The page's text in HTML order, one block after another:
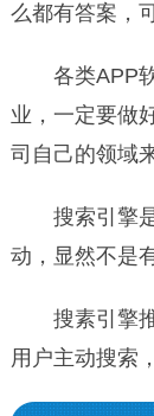
么都有答案，
各类APP
业，一定要做
司自己的领域
搜索引擎
动，显然不是
搜素引擎
用户主动搜索